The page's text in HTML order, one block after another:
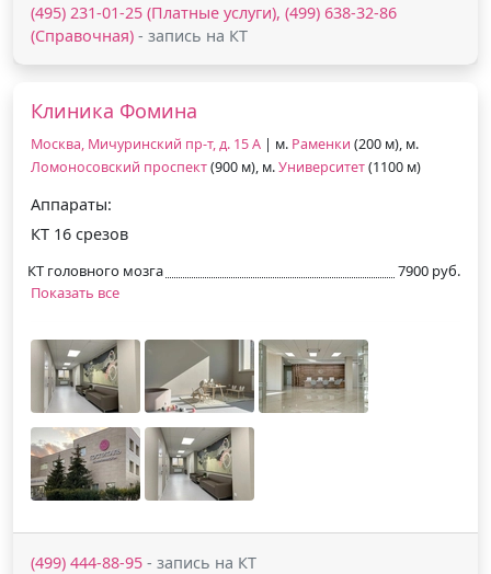
(495) 231-01-25 (Платные услуги), (499) 638-32-86
(Справочная) - запись на КТ
Клиника Фомина
Москва, Мичуринский пр-т, д. 15 А | м. Раменки (200 м), м.
Ломоносовский проспект(900 м), м.Университет(1100 м)
Аппараты:
КТ 16 срезов
КТ головного мозга
7900 руб.
Показать все
(499) 444-88-95 - запись на КТ